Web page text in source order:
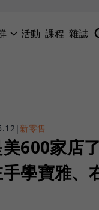
活動 課程 雜誌
| 新零售
600家店
手學寶雅